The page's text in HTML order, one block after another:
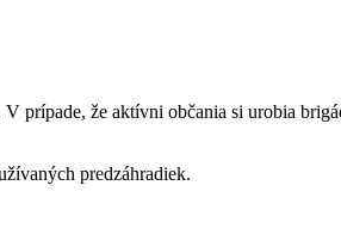
prípade, že aktívni občania si urobia
predzáhradiek.